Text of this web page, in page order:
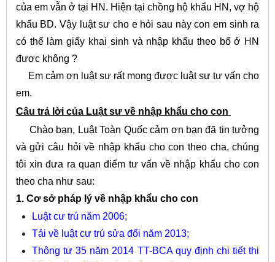
của em vẫn ở tại HN. Hiện tại chồng hộ khẩu HN, vợ hộ
khẩu BD. Vậy luật sư cho e hỏi sau này con em sinh ra
có thể làm giấy khai sinh và nhập khẩu theo bố ở HN
được không ?
Em cảm ơn luật sư rất mong được luật sư tư vấn cho
em.
Câu trả lời của Luật sư về nhập khẩu cho con
Chào bạn, Luật Toàn Quốc cảm ơn bạn đã tin tưởng
và gửi câu hỏi về nhập khẩu cho con theo cha, chúng
tôi xin đưa ra quan điểm tư vấn về nhập khẩu cho con
theo cha như sau:
1. Cơ sở pháp lý về nhập khẩu cho con
Luật cư trú năm 2006;
Tải về luật cư trú sửa đổi năm 2013;
Thông tư 35 năm 2014 TT-BCA quy định chi tiết thi